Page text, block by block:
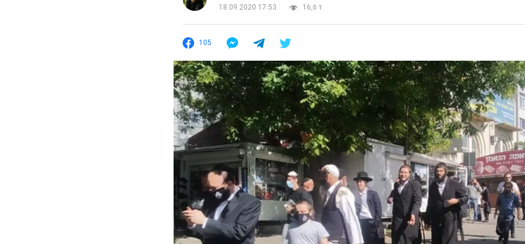
18.09.2020 17:53
16,6 т.
105